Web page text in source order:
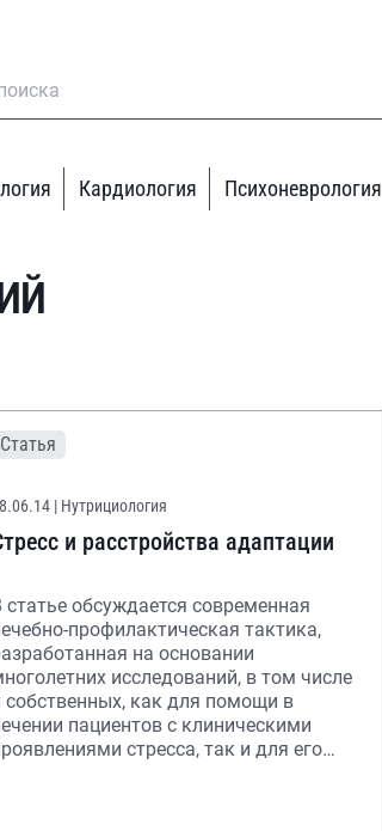
Кардиология Психоневрология
Статья
| Нутрициология
и расстройства адаптации
статье обсуждается современная
профилактическая тактика,
на основании
исследований, в том числе
собственных, как для помощи в
пациентов с клиническими
стресса, так и для его